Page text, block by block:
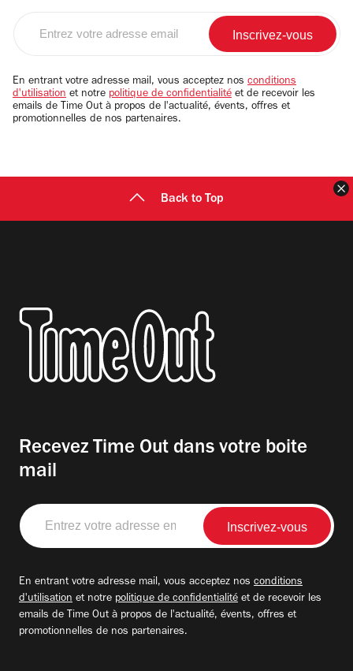
email
En entrant votre adresse mail, vous acceptez nos conditions
d'utilisation et notre politique de confidentialité et de recevoir les
emails de Time Out à propos de l'actualité, évents, offres et
promotionnelles de nos partenaires.
Back to Top
Recevez Time Out dans votre boite
mail
Entrez
votre
adresse
En entrant votre adresse mail, vous acceptez nos conditions
d'utilisation et notre politique de confidentialité et de recevoir les
emails de Time Out à propos de l'actualité, évents, offres et
promotionnelles de nos partenaires.